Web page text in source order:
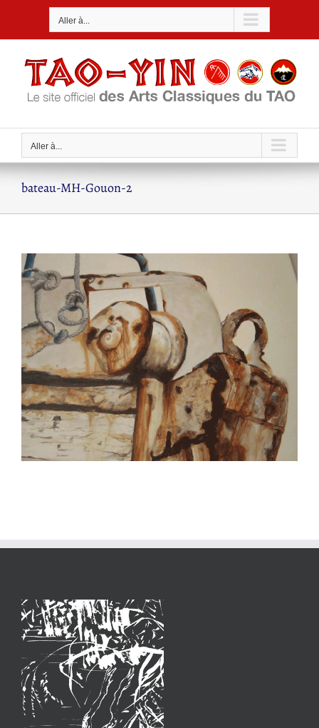
Aller à...
Aller à...
bateau-MH-Gouon-2